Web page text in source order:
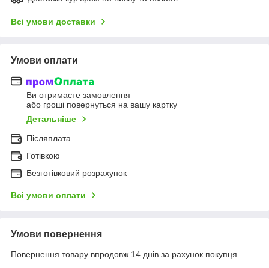
Всі умови доставки
Умови оплати
Ви отримаєте замовлення
або гроші повернуться на вашу картку
Детальніше
Післяплата
Готівкою
Безготівковий розрахунок
Всі умови оплати
Умови повернення
Повернення товару впродовж 14 днів за рахунок покупця